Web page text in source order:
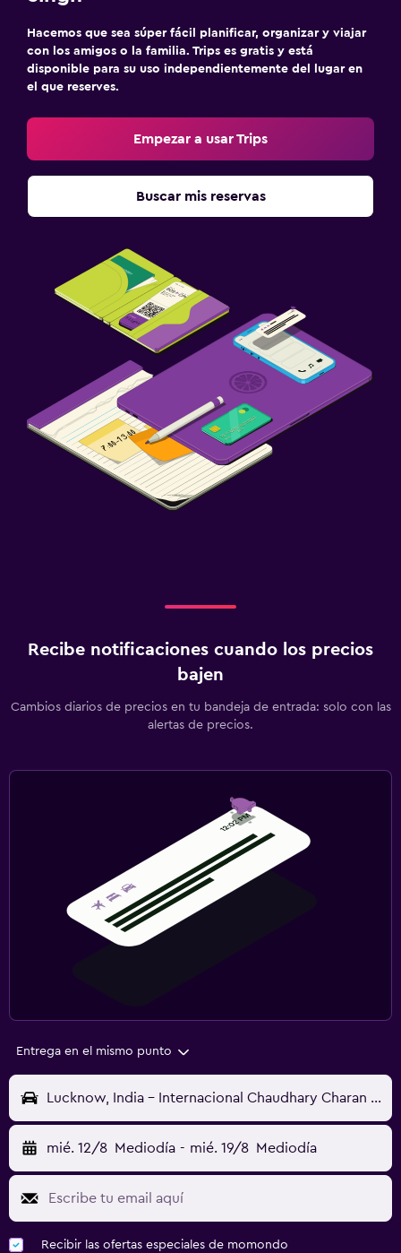
Hacemos que sea súper fácil planificar, organizar y viajar
con los amigos o la familia. Trips es gratis y está
disponible para su uso independientemente del lugar en
el que reserves.
Empezar a usar Trips
Buscar mis reservas
Recibe notificaciones cuando los precios
bajen
Cambios diarios de precios en tu bandeja de entrada: solo con las
alertas de precios.
Entrega en el mismo punto
Lucknow, India - Internacional Chaudhary Charan Singh (LKO)
mié. 12/8 Mediodía - mié. 19/8 Mediodía
Recibir las ofertas especiales de momondo